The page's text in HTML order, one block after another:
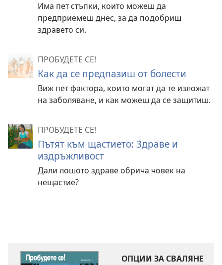
Има пет стъпки, които можеш да
предприемеш днес, за да подобриш
здравето си.
ПРОБУДЕТЕ СЕ!
Как да се предпазиш от болести
Виж пет фактора, които могат да те изложат
на заболяване, и как можеш да се защитиш.
ПРОБУДЕТЕ СЕ!
Пътят към щастието: Здраве и
издръжливост
Дали лошото здраве обрича човек на
нещастие?
ОПЦИИ ЗА СВАЛЯНЕ